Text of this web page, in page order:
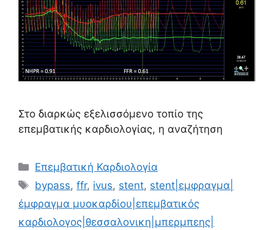
Στο διαρκώς εξελισσόμενο τοπίο της
επεμβατικής καρδιολογίας, η αναζήτηση
Επεμβατική Καρδιολογία
bypass,ffr, ivus, stent, stent|εμφραγμα|
έμφραγμα μυοκαρδίου|επεμβατικός
καρδιολογος|θεσσαλονικη|μπερμπεης|